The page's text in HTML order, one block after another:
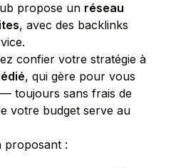
propose un réseau
, avec des backlinks
confier votre stratégie à
, qui gère pour vous
toujours sans frais de
votre budget serve au
proposant :